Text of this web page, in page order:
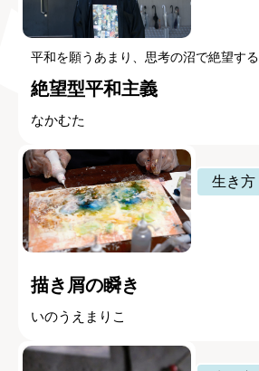
平和を願うあまり、思考の沼で絶望する
絶望型平和主義
なかむた
生き方
描き屑の瞬き
いのうえまりこ